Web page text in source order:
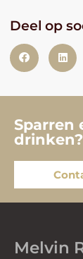
Deel op
Sparren
Melvin